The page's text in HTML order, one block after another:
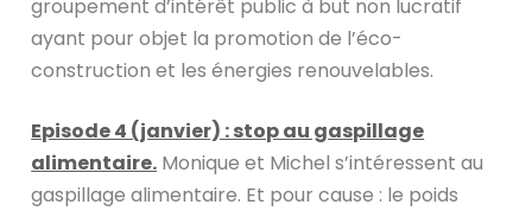
groupement d’intérêt public à but non lucratif
ayant pour objet la promotion de l’éco-
construction et les énergies renouvelables.
Episode 4 (janvier) : stop au gaspillage
alimentaire. Monique et Michel s’intéressent au
gaspillage alimentaire. Et pour cause : le poids